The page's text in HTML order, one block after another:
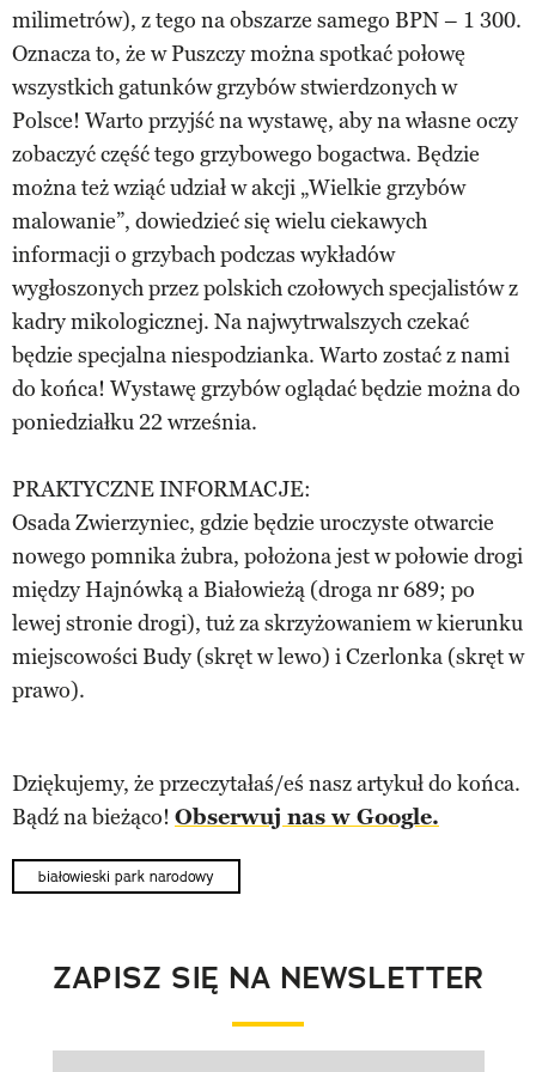
milimetrów), z tego na obszarze samego BPN – 1 300.
Oznacza to, że w Puszczy można spotkać połowę
wszystkich gatunków grzybów stwierdzonych w
Polsce! Warto przyjść na wystawę, aby na własne oczy
zobaczyć część tego grzybowego bogactwa. Będzie
można też wziąć udział w akcji „Wielkie grzybów
malowanie”, dowiedzieć się wielu ciekawych
informacji o grzybach podczas wykładów
wygłoszonych przez polskich czołowych specjalistów z
kadry mikologicznej. Na najwytrwalszych czekać
będzie specjalna niespodzianka. Warto zostać z nami
do końca! Wystawę grzybów oglądać będzie można do
poniedziałku 22 września.
PRAKTYCZNE INFORMACJE:
Osada Zwierzyniec, gdzie będzie uroczyste otwarcie
nowego pomnika żubra, położona jest w połowie drogi
między Hajnówką a Białowieżą (droga nr 689; po
lewej stronie drogi), tuż za skrzyżowaniem w kierunku
miejscowości Budy (skręt w lewo) i Czerlonka (skręt w
prawo).
Dziękujemy, że przeczytałaś/eś nasz artykuł do końca.
Bądź na bieżąco! Obserwuj nas w Google.
białowieski park narodowy
ZAPISZ SIĘ NA NEWSLETTER